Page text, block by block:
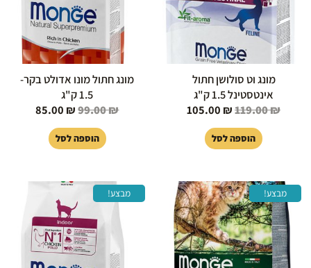
מונג וט סולושן חתול
אינטסטינל 1.5 ק"ג
119.00₪
105.00 ₪
הוספה לסל
מונג חתול מונו אדולט בקר-
1.5 ק"ג
99.00₪
85.00 ₪
הוספה לסל
מבצע!
המחיר
המקורי
היה:
415.00 ₪.
המחיר
הנוכחי
הוא:
413.00 ₪.
מבצע!
המחיר
המקורי
היה:
99.00 ₪.
הוא:
85.00 ₪.